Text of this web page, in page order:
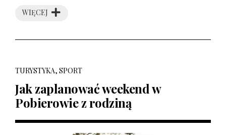
WIĘCEJ
TURYSTYKA, SPORT
Jak zaplanować weekend w
Pobierowie z rodziną